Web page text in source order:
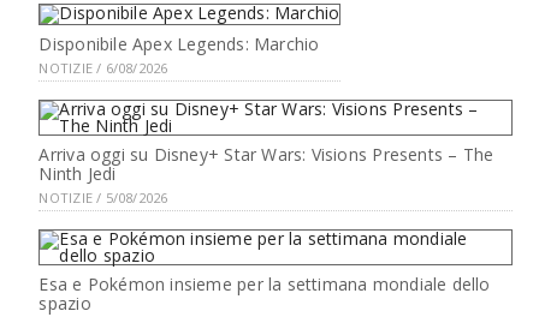
Disponibile Apex Legends: Marchio
NOTIZIE / 6/08/2026
Arriva oggi su Disney+ Star Wars: Visions Presents – The
Ninth Jedi
NOTIZIE / 5/08/2026
Esa e Pokémon insieme per la settimana mondiale dello
spazio